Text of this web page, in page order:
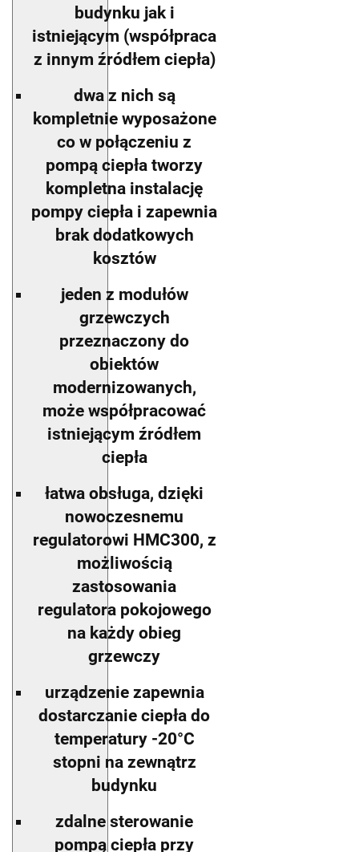
budynku jak i
istniejącym (współpraca
z innym źródłem ciepła)
dwa z nich są
kompletnie wyposażone
co w połączeniu z
pompą ciepła tworzy
kompletna instalację
pompy ciepła i zapewnia
brak dodatkowych
kosztów
jeden z modułów
grzewczych
przeznaczony do
obiektów
modernizowanych,
może współpracować
istniejącym źródłem
ciepła
łatwa obsługa, dzięki
nowoczesnemu
regulatorowi HMC300, z
możliwością
zastosowania
regulatora pokojowego
na każdy obieg
grzewczy
urządzenie zapewnia
dostarczanie ciepła do
temperatury -20°C
stopni na zewnątrz
budynku
zdalne sterowanie
pompą ciepła przy